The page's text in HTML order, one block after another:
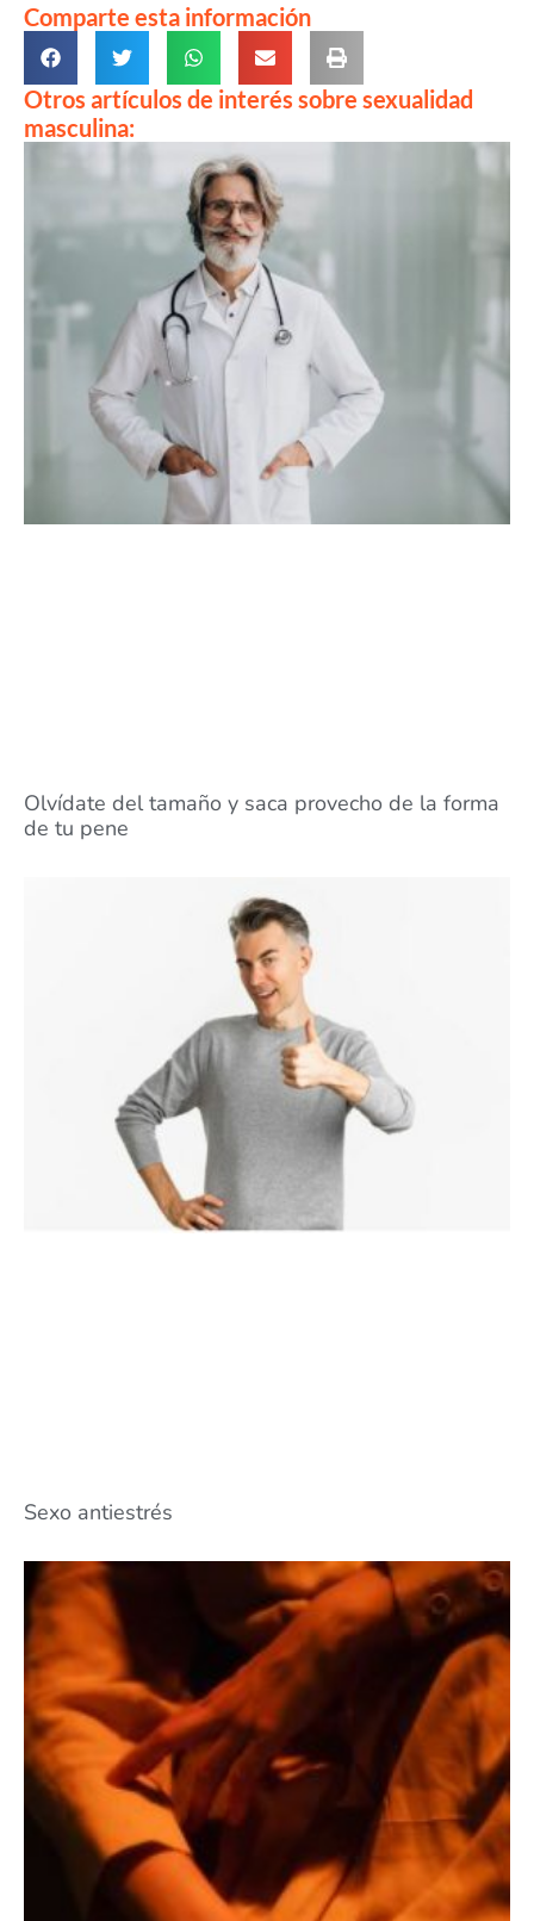
Comparte esta información
Otros artículos de interés sobre sexualidad
masculina:
Olvídate del tamaño y saca provecho de la forma
de tu pene
Sexo antiestrés